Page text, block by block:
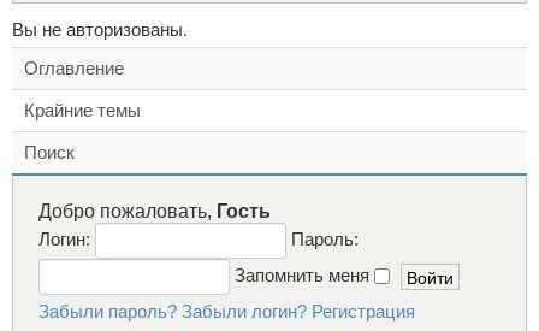
Вы не авторизованы.
Оглавление
Крайние темы
Поиск
Добро пожаловать, Гость
Логин:
Пароль:
Запомнить меня
Забыли пароль? Забыли логин? Регистрация